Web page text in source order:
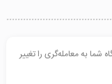
شما به معامله‌گری را تغییر